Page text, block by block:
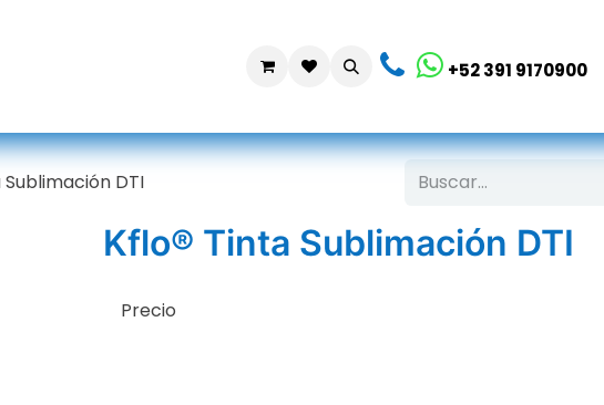
+52 391 9170900
DTI
Kflo® Tinta Sublimación DTI
Precio